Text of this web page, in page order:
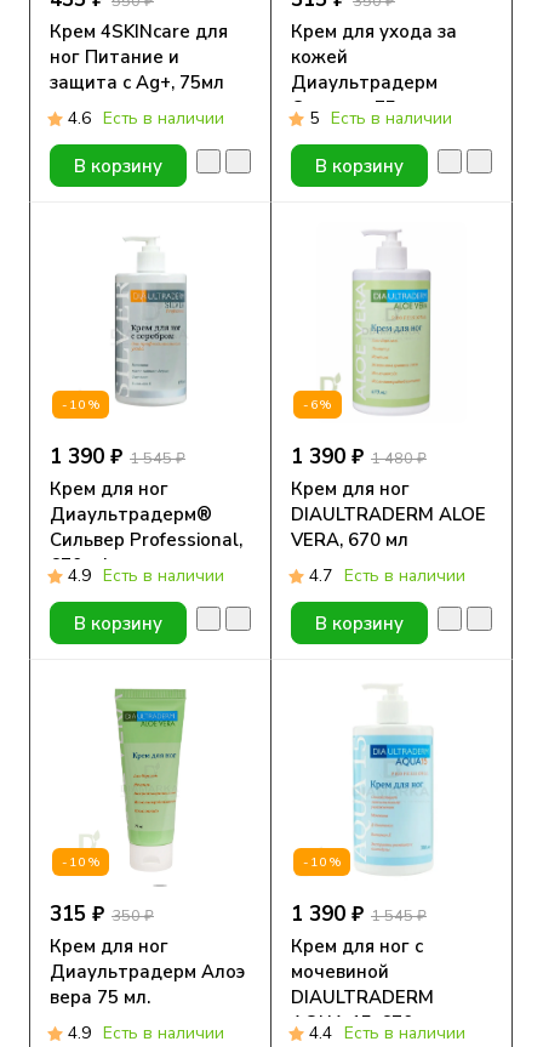
Крем 4SKINcare для
ног Питание и
защита с Ag+, 75мл
4.6 Есть в наличии
В корзину
Крем для ухода за
кожей
Диаультрадерм
Сильвер, 75 мл.
5 Есть в наличии
В корзину
-10%
1 390 ₽ 1 545 ₽
Крем для ног
Диаультрадерм®
Сильвер Professional,
670 ml
4.9 Есть в наличии
В корзину
-6%
1 390 ₽ 1 480 ₽
Крем для ног
DIAULTRADERM ALOE
VERA, 670 мл
4.7 Есть в наличии
В корзину
-10%
315 ₽ 350 ₽
Крем для ног
Диаультрадерм Алоэ
вера 75 мл.
4.9 Есть в наличии
-10%
1 390 ₽ 1 545 ₽
Крем для ног с
мочевиной
DIAULTRADERM
AQUA 15, 670 мл
4.4 Есть в наличии